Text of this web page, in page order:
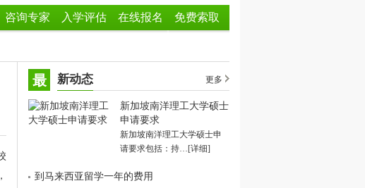
咨询专家 入学评估 在线报名 免费索取
最 新动态 更多
新加坡南洋理工大学硕士
申请要求
新加坡南洋理工大学硕士申
请要求包括：持…[详细]
到马来西亚留学一年的费用